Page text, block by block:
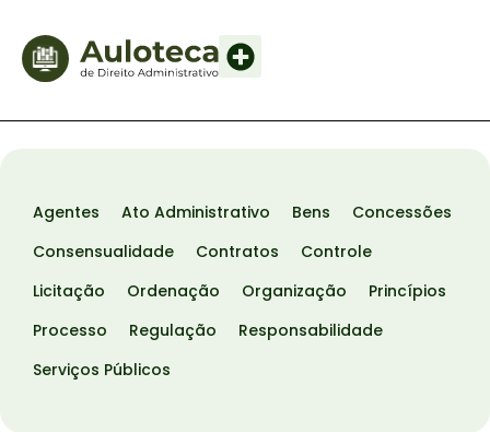
Agentes Ato Administrativo Bens
Concessões
Consensualidade
Contratos
Controle
Licitação
Ordenação Organização
Princípios
Processo
Regulação
Responsabilidade
Serviços Públicos